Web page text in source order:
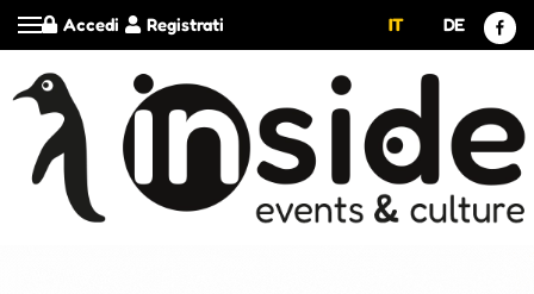
Registrati
Accedi IT DE